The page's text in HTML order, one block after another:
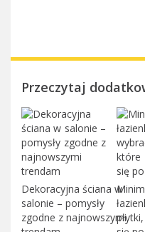
Przeczytaj
Dekoracyjna ściana w
salonie – pomysły
zgodne z najnowszymi